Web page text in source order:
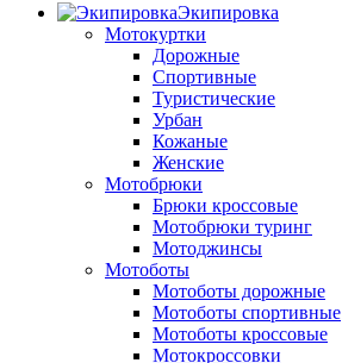
Экипировка
Мотокуртки
Дорожные
Спортивные
Туристические
Урбан
Кожаные
Женские
Мотобрюки
Брюки кроссовые
Мотобрюки туринг
Мотоджинсы
Мотоботы
Мотоботы дорожные
Мотоботы спортивные
Мотоботы кроссовые
Мотокроссовки